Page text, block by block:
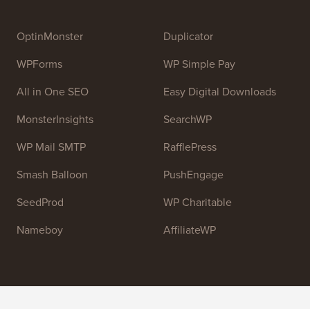
OptinMonster
WPForms
All in One SEO
MonsterInsights
WP Mail SMTP
Smash Balloon
SeedProd
Nameboy
Duplicator
WP Simple Pay
Easy Digital Downloads
SearchWP
RafflePress
PushEngage
WP Charitable
AffiliateWP